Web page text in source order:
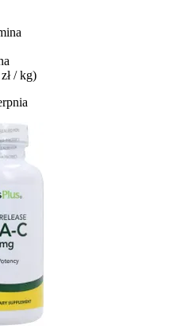
/ kg)